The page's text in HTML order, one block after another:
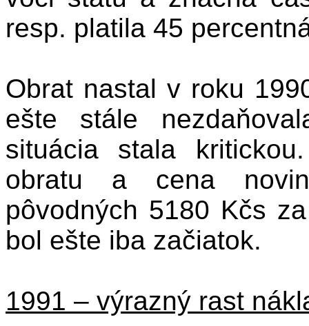
resp. platila 45
Obrat nastal v roku
ešte stále
situácia stala
obratu a cena
pôvodných 5180 Kčs
bol ešte iba začiatok.
1991 – výrazný rast